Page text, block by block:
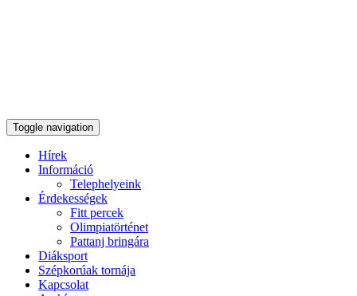
Toggle navigation
Hírek
Információ
Telephelyeink
Érdekességek
Fitt percek
Olimpiatörténet
Pattanj bringára
Diáksport
Szépkorúak tornája
Kapcsolat